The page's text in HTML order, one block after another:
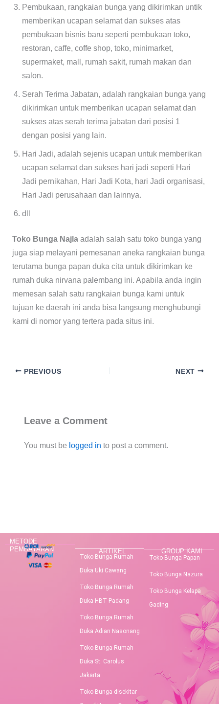
Pembukaan, rangkaian bunga yang dikirimkan untik
memberikan ucapan selamat dan sukses atas
pembukaan bisnis baru seperti pembukaan toko,
restoran, caffe, coffe shop, toko, minimarket,
supermaket, mall, rumah sakit, rumah makan dan
salon.
Serah Terima Jabatan, adalah rangkaian bunga yang
dikirimkan untuk memberikan ucapan selamat dan
sukses atas serah terima jabatan dari posisi 1
dengan posisi yang lain.
Hari Jadi, adalah sejenis ucapan untuk memberikan
ucapan selamat dan sukses hari jadi seperti Hari
Jadi pernikahan, Hari Jadi Kota, hari Jadi organisasi,
Hari Jadi perusahaan dan lainnya.
dll
Toko Bunga Najlaadalah salah satu toko bunga yang
juga siap melayani pemesanan aneka rangkaian bunga
terutama bunga papan duka cita untuk dikirimkan ke
rumah duka nirvana palembang ini. Apabila anda ingin
memesan salah satu rangkaian bunga kami untuk
tujuan ke daerah ini anda bisa langsung menghubungi
kami di nomor yang tertera pada situs ini.
PREVIOUS NEXT
Leave a Comment
You must be logged in to post a comment.
METODE
PEMBAYARAN
ARTIKEL
Toko Bunga Rumah
Duka Uki Cawang
Toko Bunga Rumah
Duka HBT Padang
Toko Bunga Rumah
Duka Adian Nasonang
Toko Bunga Rumah
Duka St. Carolus
Jakarta
Toko Bunga disekitar
GROUP KAMI
Toko Bunga Papan
Toko Bunga Nazura
Toko Bunga Kelapa
Gading